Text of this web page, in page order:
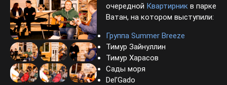
очередной Квартирник в парке
Ватан, на котором выступили:
Группа Summer Breeze
Тимур Зайнуллин
Тимур Харасов
Сады моря
Del'Gado